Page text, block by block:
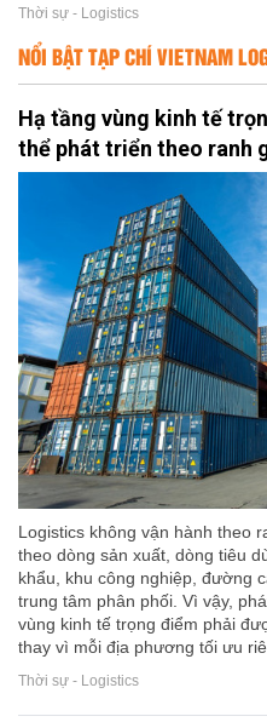
Thời sự - Logistics
NỔI BẬT TẠP CHÍ VIETNAM
Hạ tầng vùng kinh tế
thể phát triển theo ranh
Logistics không vận hành theo
theo dòng sản xuất, dòng tiêu
khẩu, khu công nghiệp, đường
trung tâm phân phối. Vì vậy,
vùng kinh tế trọng điểm phải
thay vì mỗi địa phương tối ưu
Thời sự - Logistics